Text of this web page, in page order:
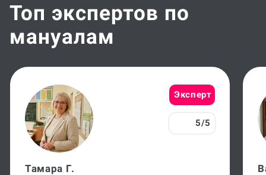
Топ экспертов по
мануалам
Эксперт
5/5
Тамара Г.